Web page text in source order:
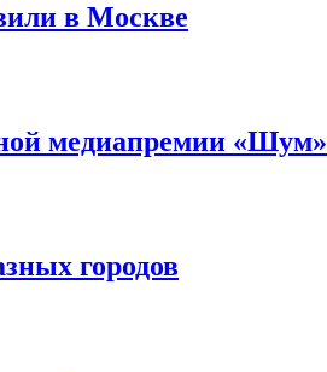
в Москве
медиапремии «Шум»
городов